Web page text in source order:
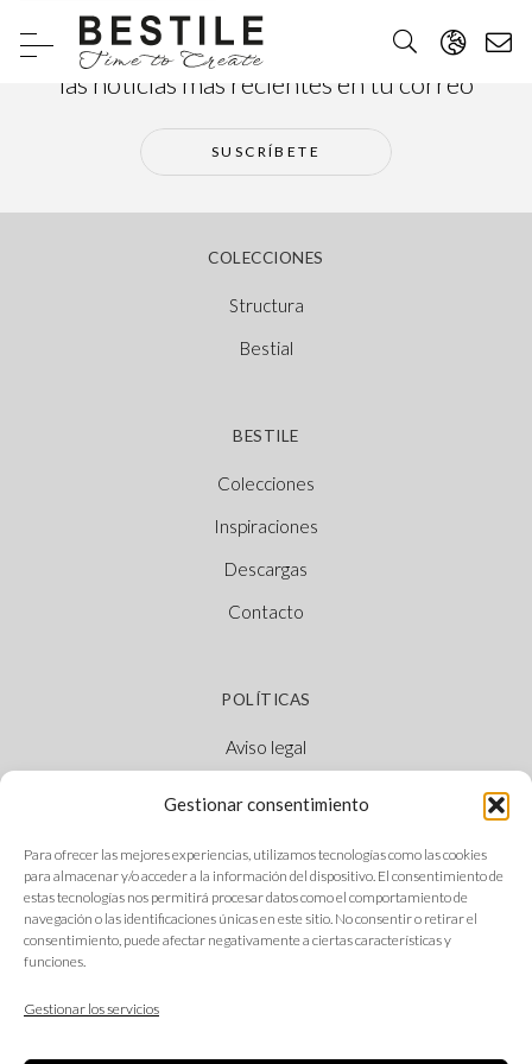
Gestionar consentimiento
Para ofrecer las mejores experiencias, utilizamos tecnologías como las cookies
para almacenar y/o acceder a la información del dispositivo. El consentimiento de
estas tecnologías nos permitirá procesar datos como el comportamiento de
navegación o las identificaciones únicas en este sitio. No consentir o retirar el
consentimiento, puede afectar negativamente a ciertas características y
funciones.
Gestionar los servicios
Suscríbete a nuestra newsletter y recibe
las noticias más recientes en tu correo
SUSCRÍBETE
COLECCIONES
Structura
Bestial
BESTILE
Colecciones
Inspiraciones
Descargas
Contacto
POLÍTICAS
Aviso legal
Canal Ético